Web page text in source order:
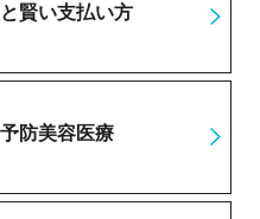
賢い支払い方
防美容医療